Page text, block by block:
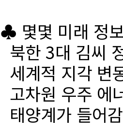
♣ 몇몇 미래 정
북한 3대 김씨
세계적 지각 변
고차원 우주 에
태양계가 들어